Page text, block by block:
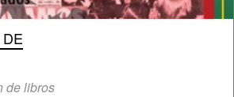
de libros